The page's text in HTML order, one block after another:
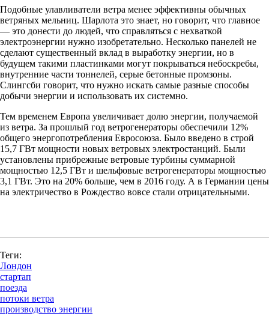
Подобные улавливатели ветра менее эффективны обычных
ветряных мельниц. Шарлота это знает, но говорит, что главное
— это донести до людей, что справляться с нехваткой
электроэнергии нужно изобретательно. Несколько панелей не
сделают существенный вклад в выработку энергии, но в
будущем такими пластинками могут покрываться небоскребы,
внутренние части тоннелей, серые бетонные промзоны.
Слингсби говорит, что нужно искать самые разные способы
добычи энергии и использовать их системно.
Тем временем Европа увеличивает долю энергии, получаемой
из ветра. За прошлый год ветрогенераторы обеспечили 12%
общего энергопотребления Евросоюза. Было введено в строй
15,7 ГВт мощности новых ветровых электростанций. Были
установлены прибрежные ветровые турбины суммарной
мощностью 12,5 ГВт и шельфовые ветрогенераторы мощностью
3,1 ГВт. Это на 20% больше, чем в 2016 году. А в Германии цены
на электричество в Рождество вовсе стали отрицательными.
Теги:
Лондон
стартап
поезда
потоки ветра
производство энергии